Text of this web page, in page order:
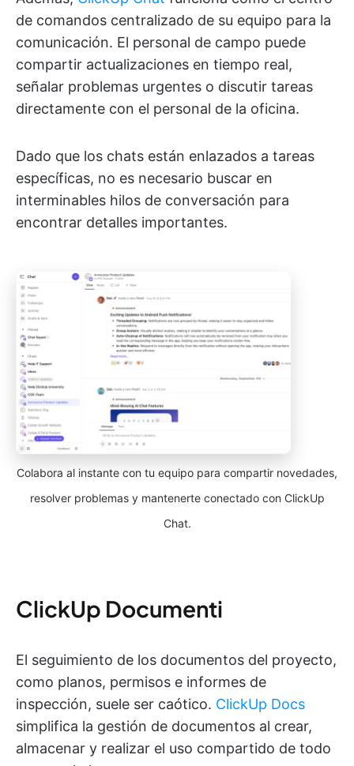
de comandos centralizado de su equipo para la
comunicación. El personal de campo puede
compartir actualizaciones en tiempo real,
señalar problemas urgentes o discutir tareas
directamente con el personal de la oficina.
Dado que los chats están enlazados a tareas
específicas, no es necesario buscar en
interminables hilos de conversación para
encontrar detalles importantes.
Colabora al instante con tu equipo para compartir novedades,
resolver problemas y mantenerte conectado con ClickUp
Chat.
ClickUp Documenti
El seguimiento de los documentos del proyecto,
como planos, permisos e informes de
inspección, suele ser caótico. ClickUp Docs
simplifica la gestión de documentos al crear,
almacenar y realizar el uso compartido de todo